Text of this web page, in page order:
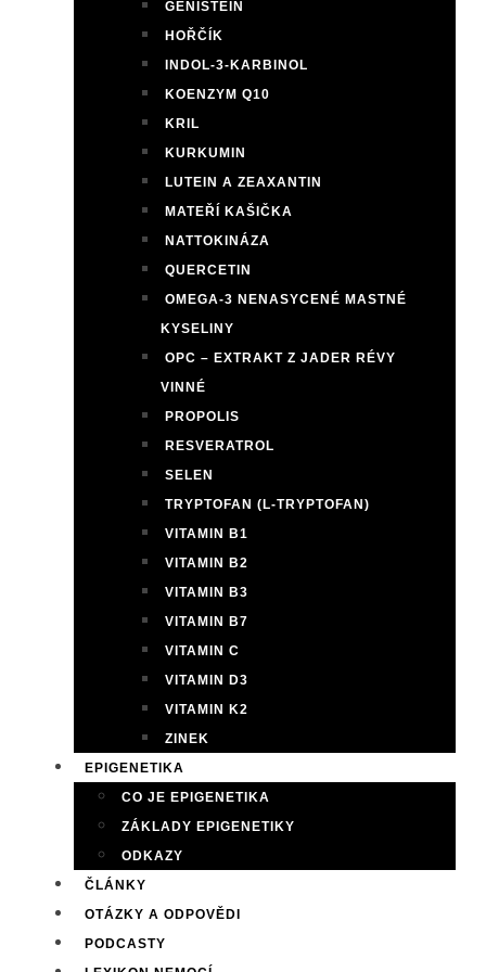
GENISTEIN
HOŘČÍK
INDOL-3-KARBINOL
KOENZYM Q10
KRIL
KURKUMIN
LUTEIN A ZEAXANTIN
MATEŘÍ KAŠIČKA
NATTOKINÁZA
QUERCETIN
OMEGA-3 NENASYCENÉ MASTNÉ
KYSELINY
OPC – EXTRAKT Z JADER RÉVY
VINNÉ
PROPOLIS
RESVERATROL
SELEN
TRYPTOFAN (L-TRYPTOFAN)
VITAMIN B1
VITAMIN B2
VITAMIN B3
VITAMIN B7
VITAMIN C
VITAMIN D3
VITAMIN K2
ZINEK
EPIGENETIKA
CO JE EPIGENETIKA
ZÁKLADY EPIGENETIKY
ODKAZY
ČLÁNKY
OTÁZKY A ODPOVĚDI
PODCASTY